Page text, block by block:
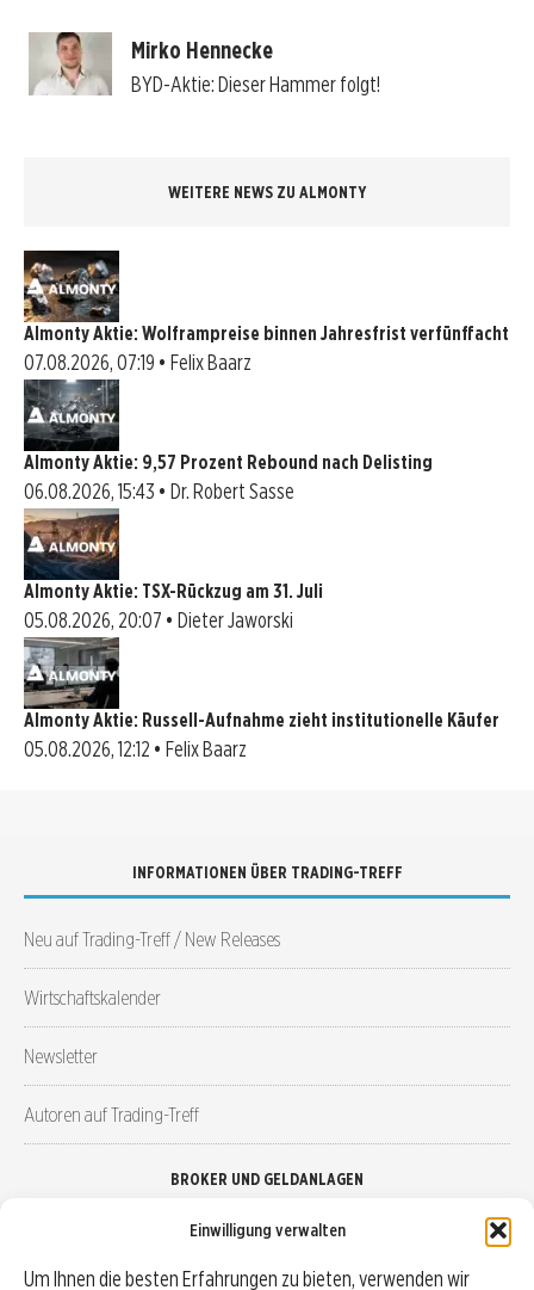
Einwilligung verwalten
Um Ihnen die besten Erfahrungen zu bieten, verwenden wir
Mirko Hennecke
BYD-Aktie: Dieser Hammer folgt!
WEITERE NEWS ZU ALMONTY
Almonty Aktie: Wolframpreise binnen Jahresfrist verfünffacht
07.08.2026, 07:19 • Felix Baarz
Almonty Aktie: 9,57 Prozent Rebound nach Delisting
06.08.2026, 15:43 • Dr. Robert Sasse
Almonty Aktie: TSX-Rückzug am 31. Juli
05.08.2026, 20:07 • Dieter Jaworski
Almonty Aktie: Russell-Aufnahme zieht institutionelle Käufer
05.08.2026, 12:12 • Felix Baarz
INFORMATIONEN ÜBER TRADING-TREFF
Neu auf Trading-Treff / New Releases
Wirtschaftskalender
Newsletter
Autoren auf Trading-Treff
BROKER UND GELDANLAGEN